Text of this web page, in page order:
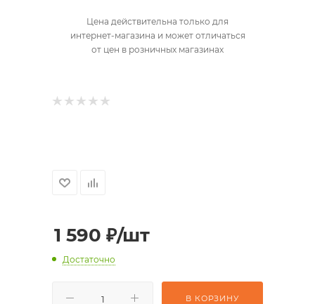
Цена действительна только для
интернет-магазина и может отличаться
от цен в розничных магазинах
1 590 ₽/шт
Достаточно
В КОРЗИНУ